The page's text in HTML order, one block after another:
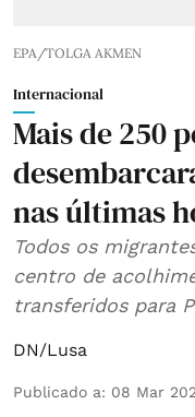
EPA/TOLGA AKMEN
Internacional
Mais de 250
nas últimas
Todos os
centro de
transferidos para
DN/Lusa
Publicado a: 08 Mar